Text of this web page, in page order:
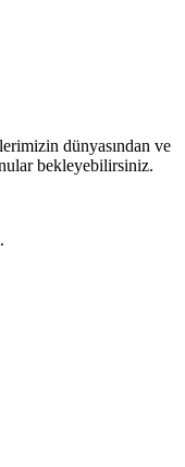
dünyasından ve
bekleyebilirsiniz.